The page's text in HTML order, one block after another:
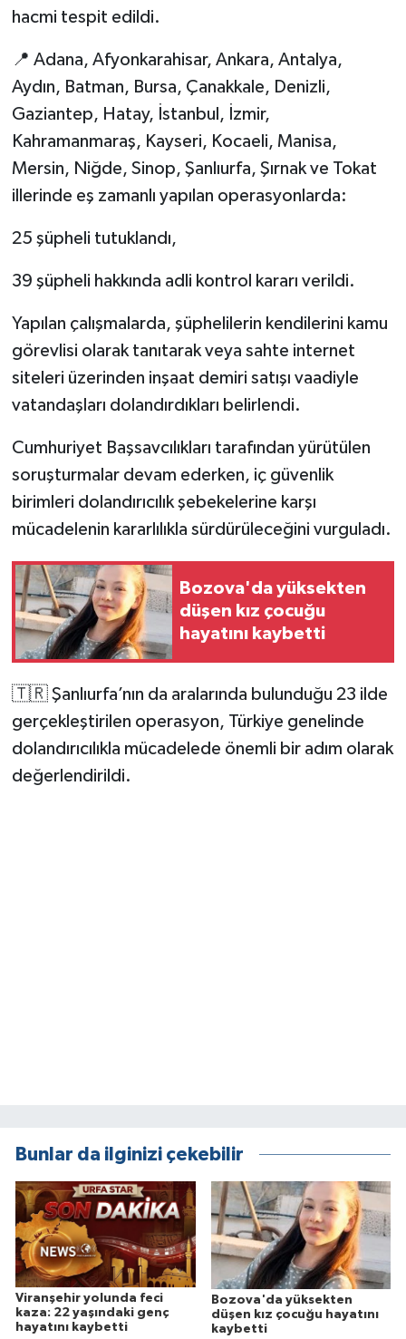
hacmi tespit edildi.
📍 Adana, Afyonkarahisar, Ankara, Antalya,
Aydın, Batman, Bursa, Çanakkale, Denizli,
Gaziantep, Hatay, İstanbul, İzmir,
Kahramanmaraş, Kayseri, Kocaeli, Manisa,
Mersin, Niğde, Sinop, Şanlıurfa, Şırnak ve Tokat
illerinde eş zamanlı yapılan operasyonlarda:
25 şüpheli tutuklandı,
39 şüpheli hakkında adli kontrol kararı verildi.
Yapılan çalışmalarda, şüphelilerin kendilerini kamu
görevlisi olarak tanıtarak veya sahte internet
siteleri üzerinden inşaat demiri satışı vaadiyle
vatandaşları dolandırdıkları belirlendi.
Cumhuriyet Başsavcılıkları tarafından yürütülen
soruşturmalar devam ederken, iç güvenlik
birimleri dolandırıcılık şebekelerine karşı
mücadelenin kararlılıkla sürdürüleceğini vurguladı.
Bozova'da yüksekten
düşen kız çocuğu
hayatını kaybetti
🇹🇷 Şanlıurfa’nın da aralarında bulunduğu 23 ilde
gerçekleştirilen operasyon, Türkiye genelinde
dolandırıcılıkla mücadelede önemli bir adım olarak
değerlendirildi.
Bunlar da ilginizi çekebilir
Viranşehir yolunda feci
kaza: 22 yaşındaki genç
hayatını kaybetti
Bozova'da yüksekten
düşen kız çocuğu hayatını
kaybetti